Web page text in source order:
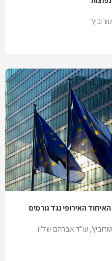
האירופי נגד גורמים
, עו"ד אברהם של"ו